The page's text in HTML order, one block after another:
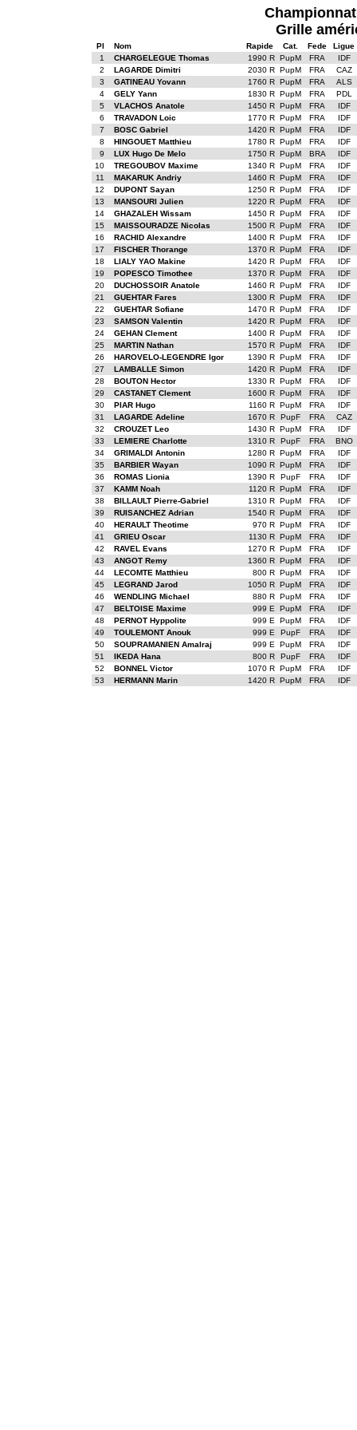
Grille
Pl Nom Rapide Cat. Fede
Ligue
1
CHARGELEGUE Thomas 1990 R PupM FRA
IDF
2
LAGARDE Dimitri 2030 R PupM FRA
CAZ
3
GATINEAU Yovann 1760 R PupM FRA
ALS
4
GELY Yann 1830 R PupM FRA
PDL
5
VLACHOS Anatole 1450 R PupM FRA
IDF
6
TRAVADON Loic 1770 R PupM FRA
IDF
7
BOSC Gabriel 1420 R PupM FRA
IDF
8
HINGOUET Matthieu 1780 R PupM FRA
IDF
9
LUX Hugo De Melo 1750 R PupM BRA
IDF
10
TREGOUBOV Maxime 1340 R PupM FRA
IDF
11
MAKARUK Andriy 1460 R PupM FRA
IDF
12
DUPONT Sayan 1250 R PupM FRA
IDF
13
MANSOURI Julien 1220 R PupM FRA
IDF
14
GHAZALEH Wissam 1450 R PupM FRA
IDF
15
MAISSOURADZE Nicolas 1500 R PupM FRA
IDF
16
RACHID Alexandre 1400 R PupM FRA
IDF
17
FISCHER Thorange 1370 R PupM FRA
IDF
18
LIALY YAO Makine 1420 R PupM FRA
IDF
19
POPESCO Timothee 1370 R PupM FRA
IDF
20
DUCHOSSOIR Anatole 1460 R PupM FRA
IDF
21
GUEHTAR Fares 1300 R PupM FRA
IDF
22
GUEHTAR Sofiane 1470 R PupM FRA
IDF
23
SAMSON Valentin 1420 R PupM FRA
IDF
24
GEHAN Clement 1400 R PupM FRA
IDF
25
MARTIN Nathan 1570 R PupM FRA
IDF
26
HAROVELO-LEGENDRE Igor 1390 R PupM FRA
IDF
27
LAMBALLE Simon 1420 R PupM FRA
IDF
28
BOUTON Hector 1330 R PupM FRA
IDF
29
CASTANET Clement 1600 R PupM FRA
IDF
30
PIAR Hugo 1160 R PupM FRA
IDF
31
LAGARDE Adeline 1670 R PupF FRA
CAZ
32
CROUZET Leo 1430 R PupM FRA
IDF
33
LEMIERE Charlotte 1310 R PupF FRA
BNO
34
GRIMALDI Antonin 1280 R PupM FRA
IDF
35
BARBIER Wayan 1090 R PupM FRA
IDF
36
ROMAS Lionia 1390 R PupF FRA
IDF
37
KAMM Noah 1120 R PupM FRA
IDF
38
BILLAULT Pierre-Gabriel 1310 R PupM FRA
IDF
39
RUISANCHEZ Adrian 1540 R PupM FRA
IDF
40
HERAULT Theotime 970 R PupM FRA
IDF
41
GRIEU Oscar 1130 R PupM FRA
IDF
42
RAVEL Evans 1270 R PupM FRA
IDF
43
ANGOT Remy 1360 R PupM FRA
IDF
44
LECOMTE Matthieu 800 R PupM FRA
IDF
45
LEGRAND Jarod 1050 R PupM FRA
IDF
46
WENDLING Michael 880 R PupM FRA
IDF
47
BELTOISE Maxime 999 E PupM FRA
IDF
48
PERNOT Hyppolite 999 E PupM FRA
IDF
49
TOULEMONT Anouk 999 E PupF FRA
IDF
50
SOUPRAMANIEN Amalraj 999 E PupM FRA
IDF
51
IKEDA Hana 800 R PupF FRA
IDF
52
BONNEL Victor 1070 R PupM FRA
IDF
53
HERMANN Marin 1420 R PupM FRA IDF